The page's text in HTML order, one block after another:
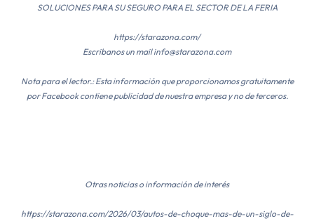
SOLUCIONES PARA SU SEGURO PARA EL SECTOR DE LA FERIA
https://starazona.com/
Escribanos un mail info@starazona.com
Nota para el lector.: Esta información que proporcionamos gratuitamente
por Facebook contiene publicidad de nuestra empresa y no de terceros.
Otras noticias o información de interés
https://starazona.com/2026/03/autos-de-choque-mas-de-un-siglo-de-